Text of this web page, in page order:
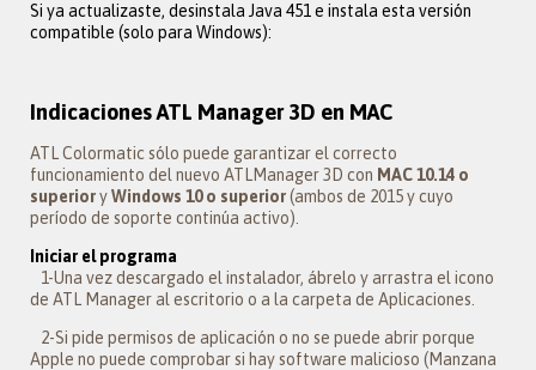
Si ya actualizaste, desinstala Java 451 e instala esta versión
compatible (solo para Windows):
Indicaciones ATL Manager 3D en MAC
ATL Colormatic sólo puede garantizar el correcto
funcionamiento del nuevo ATLManager 3D con MAC 10.14 o
superioryWindows 10 o superior(ambos de 2015 y cuyo
período de soporte continúa activo).
Iniciar el programa
1-Una vez descargado el instalador, ábrelo y arrastra el icono
de ATL Manager al escritorio o a la carpeta de Aplicaciones.
2-Si pide permisos de aplicación o no se puede abrir porque
Apple no puede comprobar si hay software malicioso (Manzana